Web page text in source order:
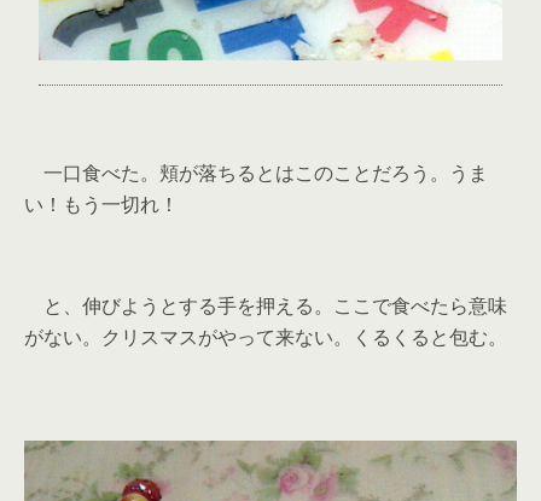
一口食べた。頬が落ちるとはこのことだろう。うま
い！もう一切れ！
と、伸びようとする手を押える。ここで食べたら意味
がない。クリスマスがやって来ない。くるくると包む。